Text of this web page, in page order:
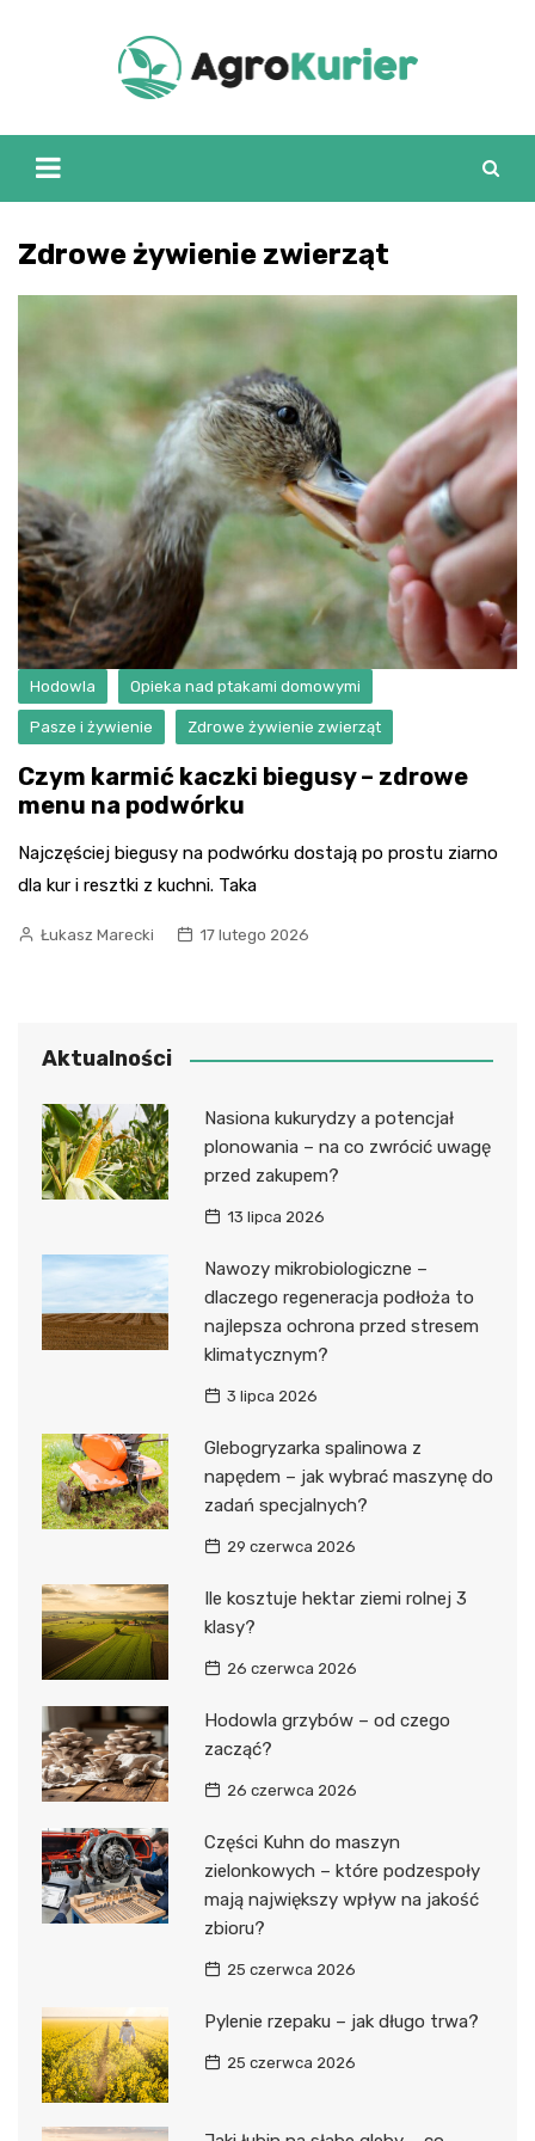
Zdrowe żywienie zwierząt
Hodowla Opieka nad ptakami domowymi
Pasze i żywienie Zdrowe żywienie zwierząt
Czym karmić kaczki biegusy – zdrowe
menu na podwórku
Najczęściej biegusy na podwórku dostają po prostu ziarno
dla kur i resztki z kuchni. Taka
Łukasz Marecki 17 lutego 2026
Aktualności
Nasiona kukurydzy a potencjał
plonowania – na co zwrócić uwagę
przed zakupem?
13 lipca 2026
Nawozy mikrobiologiczne –
dlaczego regeneracja podłoża to
najlepsza ochrona przed stresem
klimatycznym?
3 lipca 2026
Glebogryzarka spalinowa z
napędem – jak wybrać maszynę do
zadań specjalnych?
29 czerwca 2026
Ile kosztuje hektar ziemi rolnej 3
klasy?
26 czerwca 2026
Hodowla grzybów – od czego
zacząć?
26 czerwca 2026
Części Kuhn do maszyn
zielonkowych – które podzespoły
mają największy wpływ na jakość
zbioru?
25 czerwca 2026
Pylenie rzepaku – jak długo trwa?
25 czerwca 2026